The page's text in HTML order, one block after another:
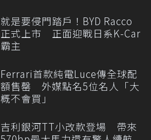
就是要侵門踏戶！BYD Racco
正式上市 正面迎戰日系K-Car
霸主
Ferrari首款純電Luce傳全球配
額售罄 外媒點名5位名人「大
概不會買」
吉利銀河TT小改款登場 帶來